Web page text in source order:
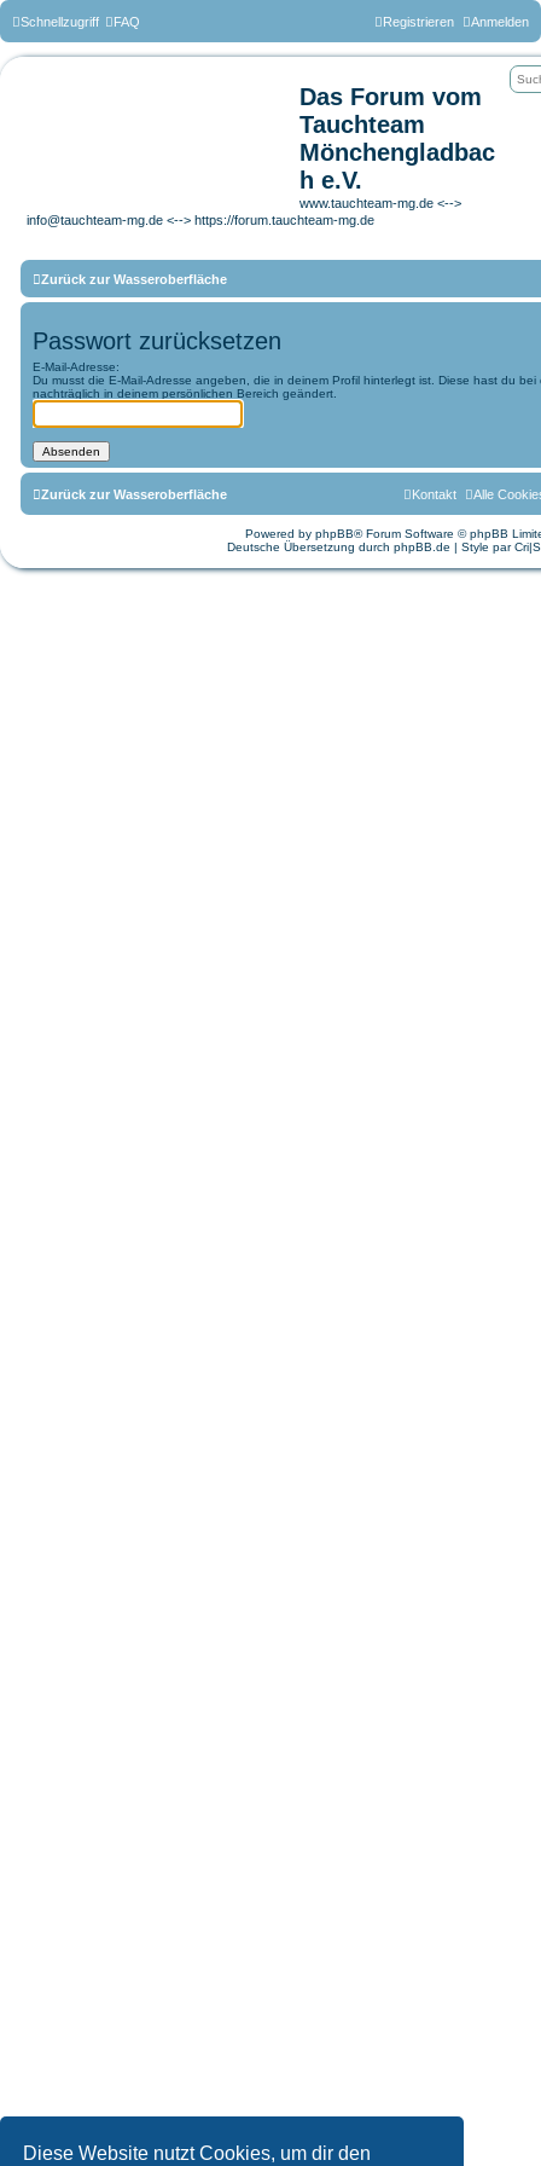
Diese Website nutzt Cookies, um dir den
Schnellzugriff FAQ Anmelden
Registrieren
Das Forum vom
Tauchteam
Mönchengladbac
h e.V.
www.tauchteam-mg.de <-->
info@tauchteam-mg.de <--> https://forum.tauchteam-mg.de
Zurück zur Wasseroberfläche
Passwort zurücksetzen
E-Mail-Adresse:
Du musst die E-Mail-Adresse angeben, die in deinem Profil hinterlegt ist. Diese hast du
nachträglich in deinem persönlichen Bereich geändert.
Zurück zur Wasseroberfläche Alle
Kontakt
Powered by phpBB® Forum Software © phpBB
Deutsche Übersetzung durch phpBB.de | Style par